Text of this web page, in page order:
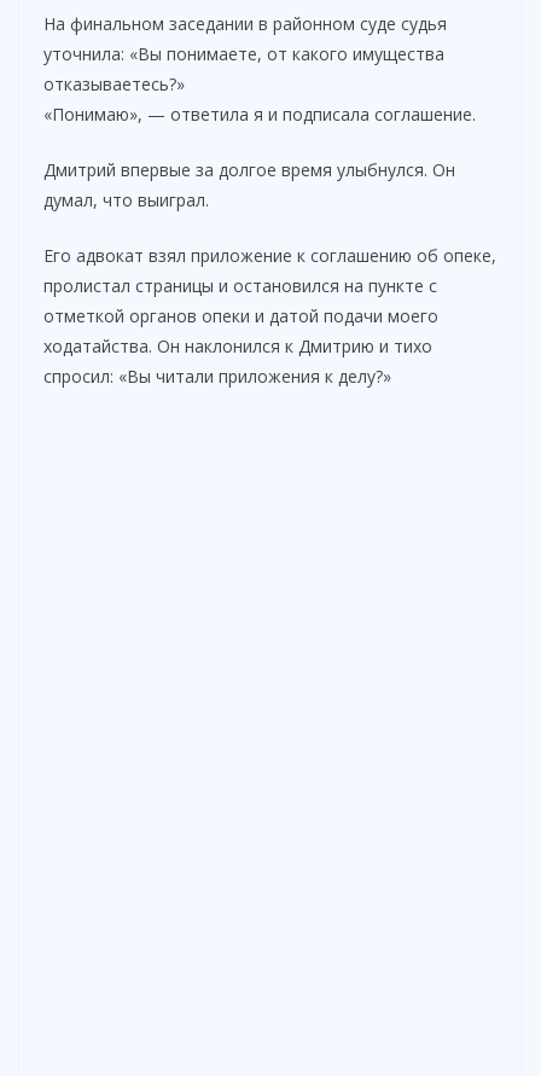
На финальном заседании в районном суде судья
уточнила: «Вы понимаете, от какого имущества
отказываетесь?»
«Понимаю», — ответила я и подписала соглашение.
Дмитрий впервые за долгое время улыбнулся. Он
думал, что выиграл.
Его адвокат взял приложение к соглашению об опеке,
пролистал страницы и остановился на пункте с
отметкой органов опеки и датой подачи моего
ходатайства. Он наклонился к Дмитрию и тихо
спросил: «Вы читали приложения к делу?»